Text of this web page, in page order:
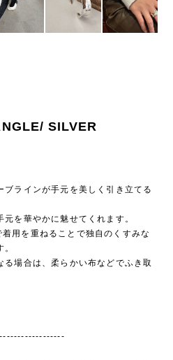
SILVER
ラインが手元を美しく引き立てる
を華やかに魅せてくれます。
用を重ねることで独自のくすみな
場合は、柔らかい布などでふき取